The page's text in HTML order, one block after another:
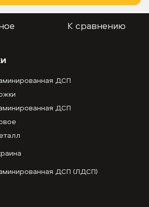
К сравнению
ДСП
ДСП
ДСП (ЛДСП)